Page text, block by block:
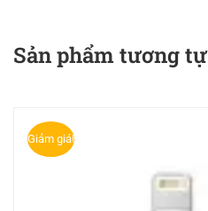
Sản phẩm tương tự
Giảm giá!